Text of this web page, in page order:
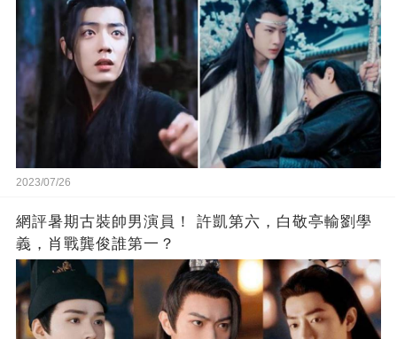
2023/07/26
網評暑期古裝帥男演員！ 許凱第六，白敬亭輸劉學
義，肖戰龔俊誰第一？